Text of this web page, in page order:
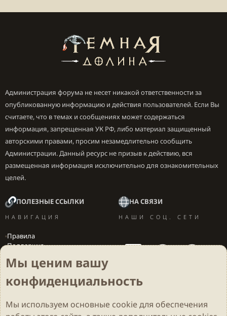
Администрация форума не несет никакой ответственности за
опубликованную информацию и действия пользователей. Если Вы
считаете, что в темах и сообщениях может содержаться
информация, запрещенная УК РФ, либо материал защищенный
авторскими правами, просим незамедлительно сообщить
Администрации. Данный ресурс не призыв к действию, вся
размещенная информация исключительно для ознакомительных
целей.
ПОЛЕЗНЫЕ ССЫЛКИ
НАВИГАЦИЯ
Правила
Поддержка
Локализация игр
НА СВЯЗИ
НАШИ СОЦ. СЕТИ
Cookies Darkdale - Основа [v.2.3.2 rc1] 🔥 Русский (RU)
Мы ценим вашу
конфиденциальность
Мы используем основные cookieдля обеспечения